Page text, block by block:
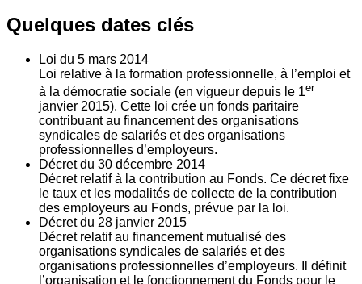
Quelques dates clés
Loi du 5 mars 2014
Loi relative à la formation professionnelle, à l’emploi et
à la démocratie sociale (en vigueur depuis le 1er
janvier 2015). Cette loi crée un fonds paritaire
contribuant au financement des organisations
syndicales de salariés et des organisations
professionnelles d’employeurs.
Décret du 30 décembre 2014
Décret relatif à la contribution au Fonds. Ce décret fixe
le taux et les modalités de collecte de la contribution
des employeurs au Fonds, prévue par la loi.
Décret du 28 janvier 2015
Décret relatif au financement mutualisé des
organisations syndicales de salariés et des
organisations professionnelles d’employeurs. Il définit
l’organisation et le fonctionnement du Fonds pour le